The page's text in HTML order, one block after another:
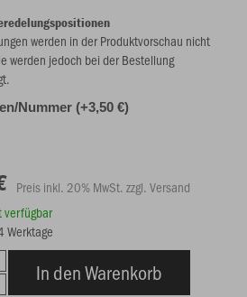
werden in der Produktvorschau nicht
werden jedoch bei der Bestellung
Nummer (+3,50 €)
Preis inkl. 20% MwSt. zzgl. Versand
verfügbar
Werktage
In den Warenkorb